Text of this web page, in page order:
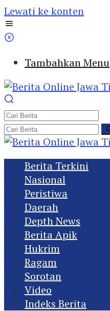
Lewati ke konten
Tambahkan Menu
Berita Terkini
Nasional
Peristiwa
Daerah
Depth News
Berita Apik
Hukrim
Ragam
Sorotan
Video
Indeks Berita